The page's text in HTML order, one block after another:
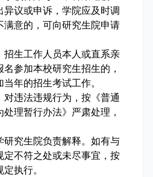
议或申诉，学院应及时调
意的，可向研究生院申请
招生工作人员本人或直系亲
参加本校研究生招生的，
年的招生考试工作。
对违法违规行为，按《普通
理暂行办法》严肃处理，
究生院负责解释。如有与
定不符之处或未尽事宜，按
执行。